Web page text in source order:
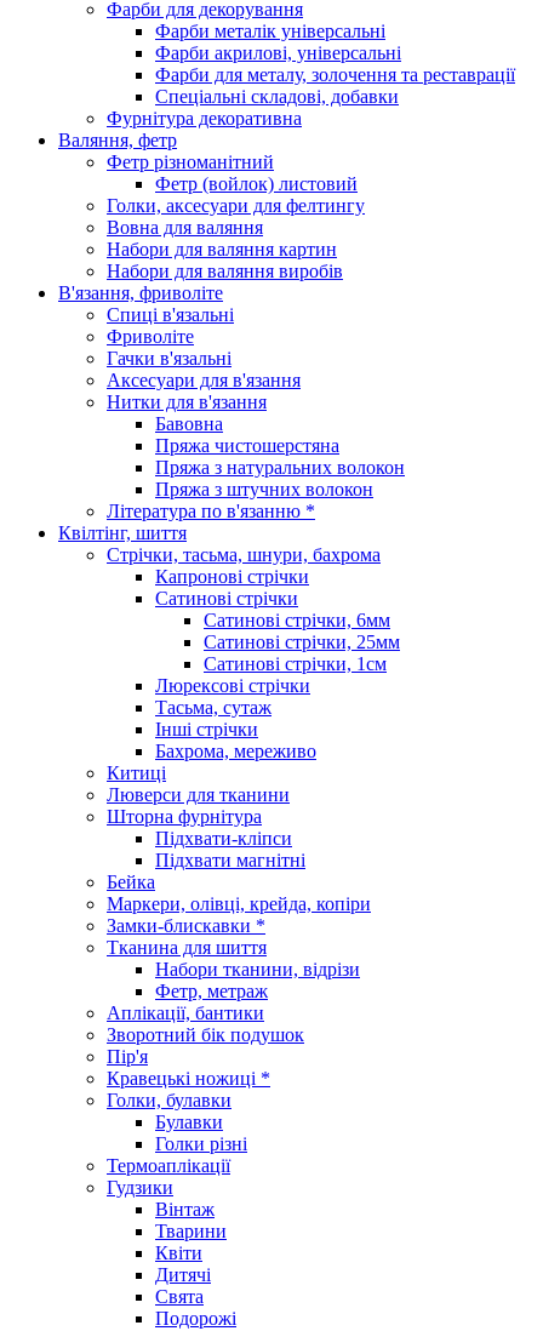
Фарби для декорування
Фарби металік універсальні
Фарби акрилові, універсальні
Фарби для металу, золочення та реставрації
Спеціальні складові, добавки
Фурнітура декоративна
Валяння, фетр
Фетр різноманітний
Фетр (войлок) листовий
Голки, аксесуари для фелтингу
Вовна для валяння
Набори для валяння картин
Набори для валяння виробів
В'язання, фриволіте
Спиці в'язальні
Фриволіте
Гачки в'язальні
Аксесуари для в'язання
Нитки для в'язання
Бавовна
Пряжа чистошерстяна
Пряжа з натуральних волокон
Пряжа з штучних волокон
Література по в'язанню *
Квілтінг, шиття
Стрічки, тасьма, шнури, бахрома
Капронові стрічки
Сатинові стрічки
Сатинові стрічки, 6мм
Сатинові стрічки, 25мм
Сатинові стрічки, 1см
Люрексові стрічки
Тасьма, сутаж
Інші стрічки
Бахрома, мереживо
Китиці
Люверси для тканини
Шторна фурнітура
Підхвати-кліпси
Підхвати магнітні
Бейка
Маркери, олівці, крейда, копіри
Замки-блискавки *
Тканина для шиття
Набори тканини, відрізи
Фетр, метраж
Аплікації, бантики
Зворотний бік подушок
Пір'я
Кравецькі ножиці *
Голки, булавки
Булавки
Голки різні
Термоаплікації
Гудзики
Вінтаж
Тварини
Квіти
Дитячі
Свята
Подорожі